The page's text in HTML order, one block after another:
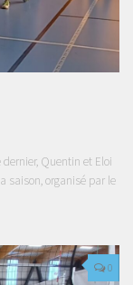
Quentin et Eloi
saison, organisé par le
0